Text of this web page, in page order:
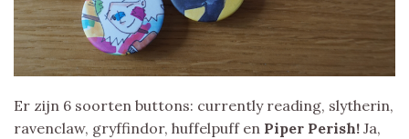
Er zijn 6 soorten buttons: currently reading, slytherin,
ravenclaw, gryffindor, huffelpuff en Piper Perish! Ja,